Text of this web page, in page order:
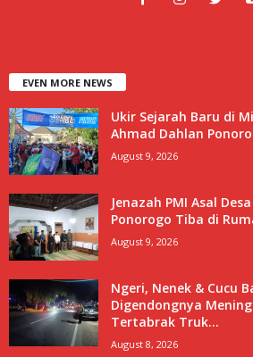
EVEN MORE NEWS
Ukir Sejarah Baru di
Ahmad Dahlan
August 9, 2026
Jenazah PMI Asal
Ponorogo Tiba di
August 9, 2026
Ngeri, Nenek & Cucu
Digendongnya
Tertabrak Truk...
August 8, 2026